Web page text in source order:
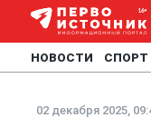
НОВОСТИ СПОРТ
02 декабря 2025,